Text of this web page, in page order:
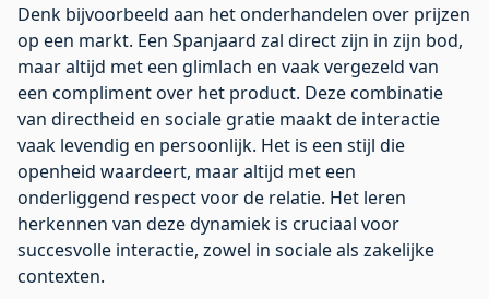
Denk bijvoorbeeld aan het onderhandelen over prijzen
op een markt. Een Spanjaard zal direct zijn in zijn bod,
maar altijd met een glimlach en vaak vergezeld van
een compliment over het product. Deze combinatie
van directheid en sociale gratie maakt de interactie
vaak levendig en persoonlijk. Het is een stijl die
openheid waardeert, maar altijd met een
onderliggend respect voor de relatie. Het leren
herkennen van deze dynamiek is cruciaal voor
succesvolle interactie, zowel in sociale als zakelijke
contexten.